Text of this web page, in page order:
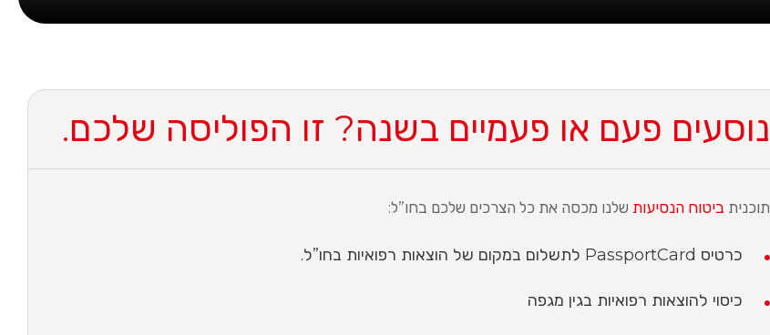
נוסעים פעם או פעמיים בשנה? זו הפוליסה שלכם.
תוכנית ביטוח הנסיעות שלנו מכסה את כל הצרכים שלכם בחו”ל:
כרטיס PassportCard לתשלום במקום של הוצאות רפואיות בחו”ל.
כיסוי להוצאות רפואיות בגין מגפה